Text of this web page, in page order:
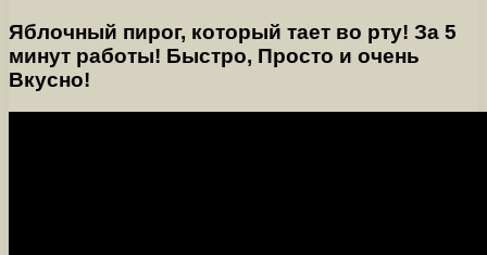
Яблочный пирог, который тает во рту! За 5
минут работы! Быстро, Просто и очень
Вкусно!